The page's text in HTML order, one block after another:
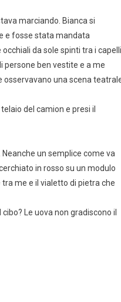
marciando. Bianca si
e fosse stata mandata
da sole spinti tra i capelli
persone ben vestite e a me
una scena
del camion e presi il
un semplice come va
in rosso su un modulo
me e il vialetto di pietra che
Le uova non gradiscono il